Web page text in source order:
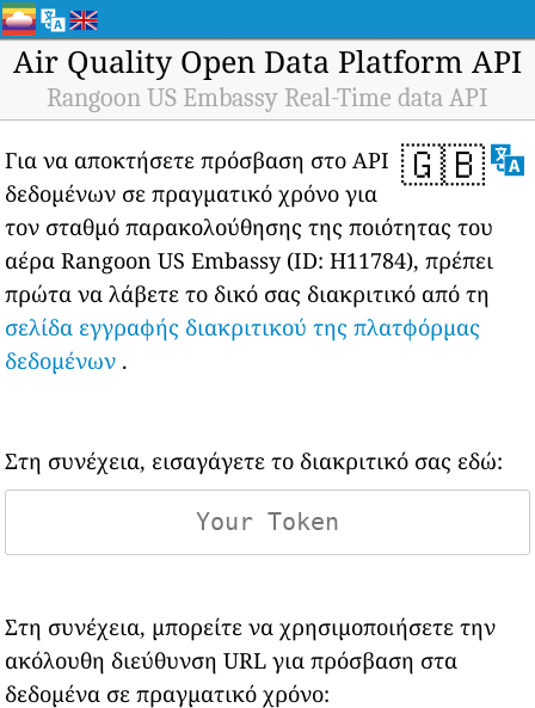
Air Quality Open Data Platform API
Rangoon US Embassy Real-Time data API
🇬🇧
Για να αποκτήσετε πρόσβαση στο API
δεδομένων σε πραγματικό χρόνο για
τον σταθμό παρακολούθησης της ποιότητας του
αέρα Rangoon US Embassy (ID: H11784), πρέπει
πρώτα να λάβετε το δικό σας διακριτικό από τη
σελίδα εγγραφής διακριτικού της πλατφόρμας
δεδομένων .
Στη συνέχεια, εισαγάγετε το διακριτικό σας εδώ:
Στη συνέχεια, μπορείτε να χρησιμοποιήσετε την
ακόλουθη διεύθυνση URL για πρόσβαση στα
δεδομένα σε πραγματικό χρόνο: